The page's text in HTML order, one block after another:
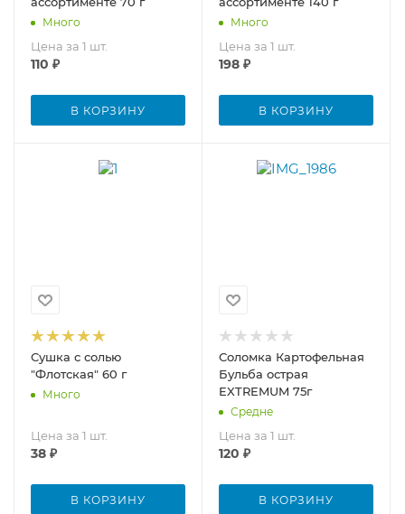
Много
Цена за 1 шт.
110 ₽
В КОРЗИНУ
Много
Цена за 1 шт.
198 ₽
В КОРЗИНУ
Сушка с солью
"Флотская" 60 г
Много
Цена за 1 шт.
38 ₽
В КОРЗИНУ
Соломка Картофельная
Бульба острая
EXTREMUM 75г
Средне
Цена за 1 шт.
120 ₽
В КОРЗИНУ